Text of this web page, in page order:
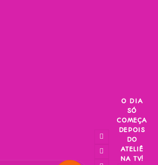
O DIA
SÓ
COMEÇA
DEPOIS
DO
ATELIÊ
NA TV!